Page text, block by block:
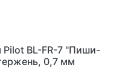
Pilot BL-FR-7 "Пиши-
0,7 мм